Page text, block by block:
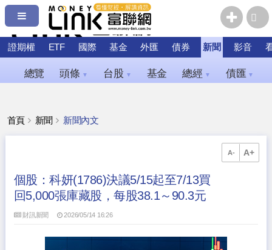
證期權 ETF 國際 基金 外匯 債券 新聞 影音
總覽 頭條 ▼ 台股 ▼ 基金 總經 ▼ 債匯 ▼
首頁 新聞 新聞內文
A- A+
個股：科妍(1786)決議5/15起至7/13買
回5,000張庫藏股，每股38.1～90.3元
財訊新聞 2026/05/14 16:26